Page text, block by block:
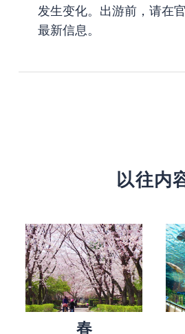
发生变化。出游前，请在
最新信息。
以往内
春